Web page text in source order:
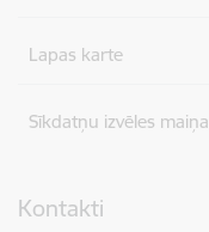
Lapas karte
Sīkdatņu izvēles maiņa
Kontakti